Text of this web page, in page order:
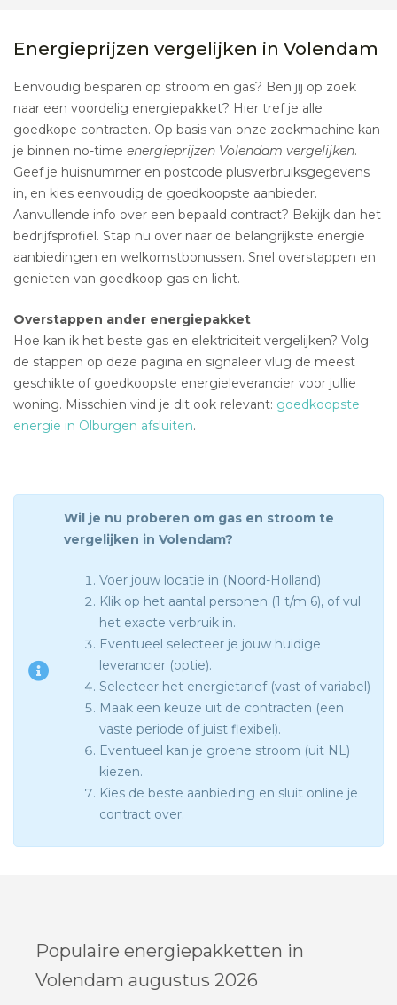
Energieprijzen vergelijken in Volendam
Eenvoudig besparen op stroom en gas? Ben jij op zoek
naar een voordelig energiepakket? Hier tref je alle
goedkope contracten. Op basis van onze zoekmachine kan
je binnen no-time energieprijzen Volendam vergelijken.
Geef je huisnummer en postcode plusverbruiksgegevens
in, en kies eenvoudig de goedkoopste aanbieder.
Aanvullende info over een bepaald contract? Bekijk dan het
bedrijfsprofiel. Stap nu over naar de belangrijkste energie
aanbiedingen en welkomstbonussen. Snel overstappen en
genieten van goedkoop gas en licht.
Overstappen ander energiepakket
Hoe kan ik het beste gas en elektriciteit vergelijken? Volg
de stappen op deze pagina en signaleer vlug de meest
geschikte of goedkoopste energieleverancier voor jullie
woning. Misschien vind je dit ook relevant: goedkoopste
energie in Olburgen afsluiten.
Wil je nu proberen om gas en stroom te
vergelijken in Volendam?
Voer jouw locatie in (Noord-Holland)
Klik op het aantal personen (1 t/m 6), of vul
het exacte verbruik in.
Eventueel selecteer je jouw huidige
leverancier (optie).
Selecteer het energietarief (vast of variabel)
Maak een keuze uit de contracten (een
vaste periode of juist flexibel).
Eventueel kan je groene stroom (uit NL)
kiezen.
Kies de beste aanbieding en sluit online je
contract over.
Populaire energiepakketten in
Volendam augustus 2026